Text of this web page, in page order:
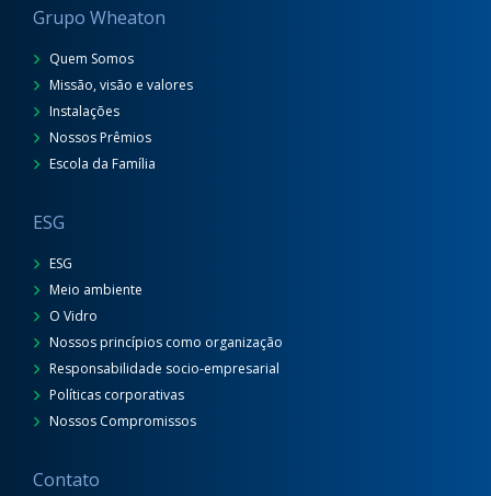
Grupo Wheaton
Quem Somos
Missão, visão e valores
Instalações
Nossos Prêmios
Escola da Família
ESG
ESG
Meio ambiente
O Vidro
Nossos princípios como organização
Responsabilidade socio-empresarial
Políticas corporativas
Nossos Compromissos
Contato